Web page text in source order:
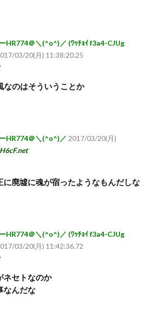
HR774＠＼(^o^)／ (ﾜｯﾁｮｲ f3a4-CJUg
03/20(月) 11:38:20.25
なのはそういうことか
HR774＠＼(^o^)／ 2017/03/20(月)
に廃墟に魂が宿ったようなもんだしな
HR774＠＼(^o^)／ (ﾜｯﾁｮｲ f3a4-CJUg
03/20(月) 11:42:36.72
ネセトなのか
なんだな